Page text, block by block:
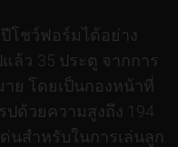
โชว์ฟอร์มได้อย่าง
ล้ว 35 ประตู จากการ
ย โดยเป็นกองหน้าที่
ด้วยความสูงถึง 194
นสำหรับในการเล่นลูก